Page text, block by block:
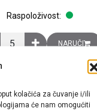
kolačića za čuvanje i/ili
će nam omogućiti
količina
Raspoloživost:
Adapter za samostalnu
NARUČI